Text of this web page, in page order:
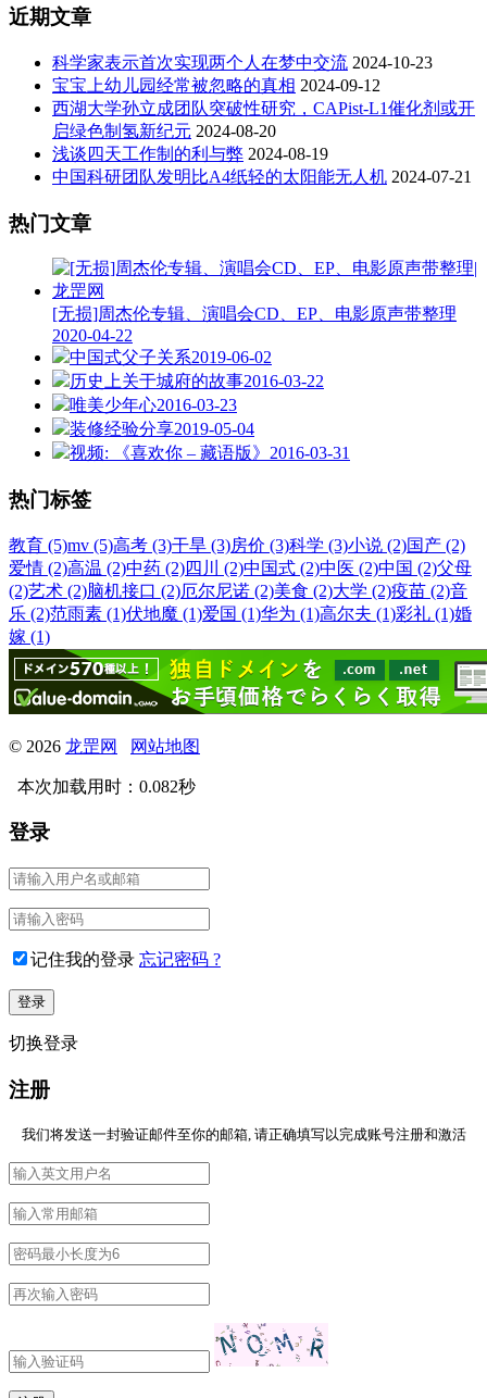
近期文章
科学家表示首次实现两个人在梦中交流 2024-10-23
宝宝上幼儿园经常被忽略的真相 2024-09-12
西湖大学孙立成团队突破性研究，CAPist-L1催化剂或开
启绿色制氢新纪元 2024-08-20
浅谈四天工作制的利与弊 2024-08-19
中国科研团队发明比A4纸轻的太阳能无人机 2024-07-21
热门文章
[无损]周杰伦专辑、演唱会CD、EP、电影原声带整理
2020-04-22
中国式父子关系2019-06-02
历史上关于城府的故事2016-03-22
唯美少年心2016-03-23
装修经验分享2019-05-04
视频: 《喜欢你 – 藏语版》 2016-03-31
热门标签
教育 (5)mv (5)高考 (3)干旱 (3)房价 (3)科学 (3)小说 (2)国产 (2)
爱情 (2)高温 (2)中药 (2)四川 (2)中国式 (2)中医 (2)中国 (2)父母
(2)艺术 (2)脑机接口 (2)厄尔尼诺 (2)美食 (2)大学 (2)疫苗 (2)音
乐 (2)范雨素 (1)伏地魔 (1)爱国 (1)华为 (1)高尔夫 (1)彩礼 (1)婚
嫁 (1)
© 2026 龙罡网 网站地图
本次加载用时：0.082秒
登录
记住我的登录 忘记密码 ?
切换登录
注册
我们将发送一封验证邮件至你的邮箱, 请正确填写以完成账号注册和激活